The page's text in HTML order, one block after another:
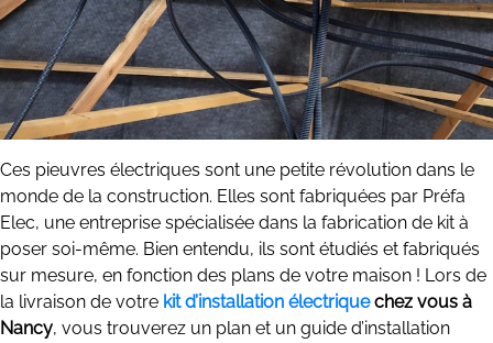
Ces pieuvres électriques sont une petite révolution dans le
monde de la construction. Elles sont fabriquées par Préfa
Elec, une entreprise spécialisée dans la fabrication de kit à
poser soi-même. Bien entendu, ils sont étudiés et fabriqués
sur mesure, en fonction des plans de votre maison ! Lors de
la livraison de votre kit d’installation électriquechez vous à
Nancy, vous trouverez un plan et un guide d’installation